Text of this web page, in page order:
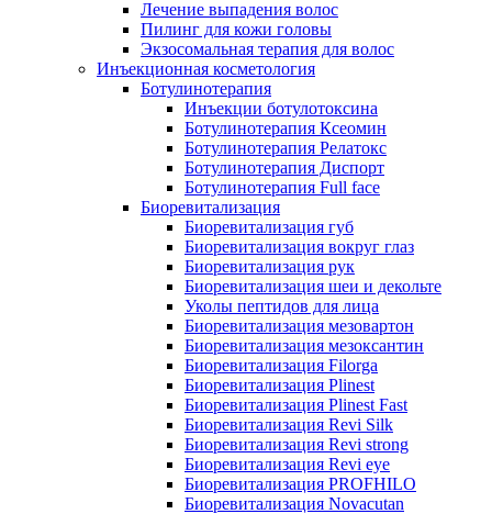
Лечение выпадения волос
Пилинг для кожи головы
Экзосомальная терапия для волос
Инъекционная косметология
Ботулинотерапия
Инъекции ботулотоксина
Ботулинотерапия Ксеомин
Ботулинотерапия Релатокс
Ботулинотерапия Диспорт
Ботулинотерапия Full face
Биоревитализация
Биоревитализация губ
Биоревитализация вокруг глаз
Биоревитализация рук
Биоревитализация шеи и декольте
Уколы пептидов для лица
Биоревитализация мезовартон
Биоревитализация мезоксантин
Биоревитализация Filorga
Биоревитализация Plinest
Биоревитализация Plinest Fast
Биоревитализация Revi Silk
Биоревитализация Revi strong
Биоревитализация Revi eye
Биоревитализация PROFHILO
Биоревитализация Novacutan